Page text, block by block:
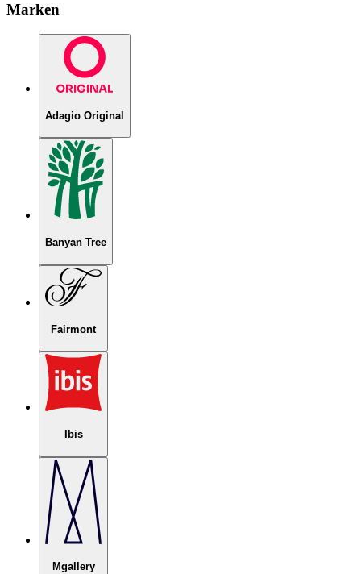
Marken
Adagio Original
Banyan Tree
Fairmont
Ibis
Mgallery